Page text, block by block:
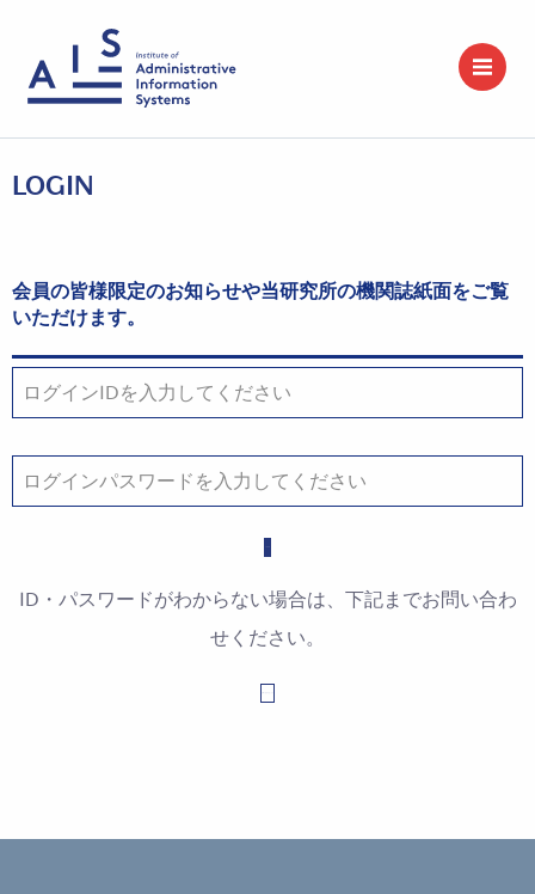
LOGIN
会員の皆様限定のお知らせや当研究所の機関誌紙面をご覧
いただけます。
ID・パスワードがわからない場合は、下記までお問い合わ
せください。